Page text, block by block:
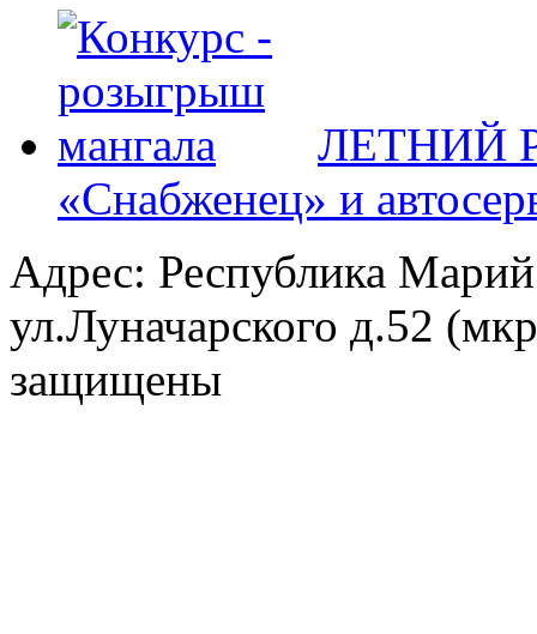
ЛЕТНИЙ
«Снабженец» и
Адрес: Республика
ул.Луначарского д.52
защищены